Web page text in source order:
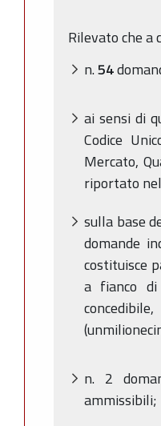
Rilevato che
n.54
ai sensi di
Codice
Mercato,
riportato
sulla base
domande
costituisce
a fianco di
n. 2
ammissibili;